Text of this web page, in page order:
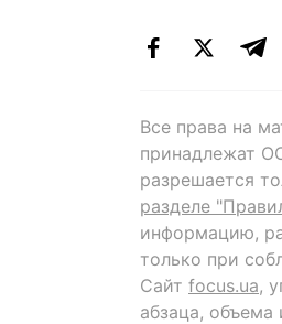
Все права на
принадлежат
разрешается
разделе
информацию,
только при
Сайт focus.ua,
абзаца,